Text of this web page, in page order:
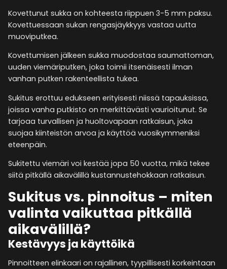
Kovettunut sukka on kohteesta riippuen 3-5 mm paksu.
Kovettuessaan sukan rengasjäykkyys vastaa uutta
muoviputkea.
Kovettumisen jälkeen sukka muodostaa saumattoman,
uuden viemäriputken, joka toimii itsenäisesti ilman
vanhan putken rakenteellista tukea.
Sukitus erottuu edukseen erityisesti niissä tapauksissa,
joissa vanha putkisto on merkittävästi vaurioitunut. Se
tarjoaa turvallisen ja huoltovapaan ratkaisun, joka
suojaa kiinteistön arvoa ja käyttöä vuosikymmeniksi
eteenpäin.
Sukitettu viemäri voi kestää jopa 50 vuotta, mikä tekee
siitä pitkällä aikavälillä kustannustehokkaan ratkaisun.
Sukitus vs. pinnoitus – miten
valinta vaikuttaa pitkällä
aikavälillä?
Kestävyys ja käyttöikä
Pinnoitteen elinkaari on rajallinen, tyypillisesti korkeintaan